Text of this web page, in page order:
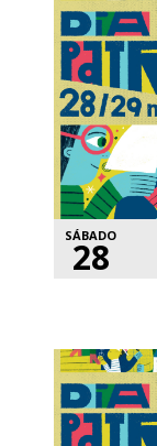
SÁBADO
28